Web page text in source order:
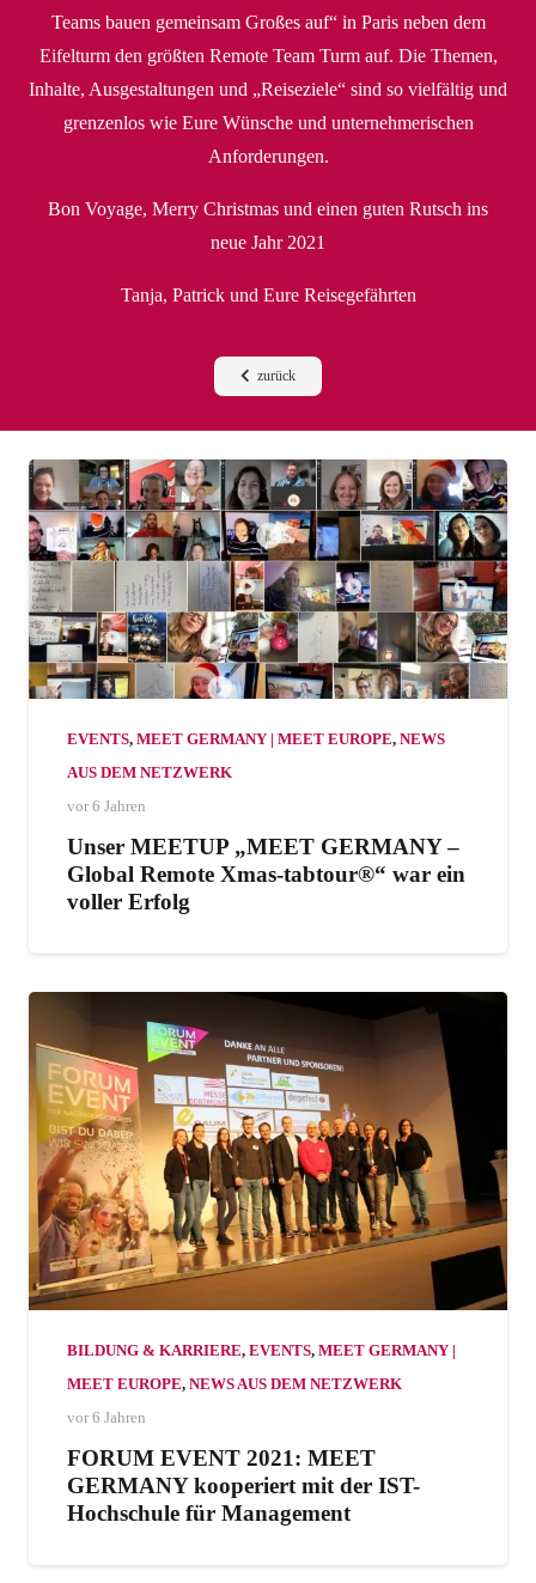
Teams bauen gemeinsam Großes auf“ in Paris neben dem
Eifelturm den größten Remote Team Turm auf. Die Themen,
Inhalte, Ausgestaltungen und „Reiseziele“ sind so vielfältig und
grenzenlos wie Eure Wünsche und unternehmerischen
Anforderungen.
Bon Voyage, Merry Christmas und einen guten Rutsch ins
neue Jahr 2021
Tanja, Patrick und Eure Reisegefährten
zurück
EVENTS, MEET GERMANY | MEET EUROPE, NEWS
AUS DEM NETZWERK
vor 6 Jahren
Unser MEETUP „MEET GERMANY –
Global Remote Xmas-tabtour®“ war ein
voller Erfolg
BILDUNG & KARRIERE, EVENTS, MEET GERMANY |
MEET EUROPE, NEWS AUS DEM NETZWERK
vor 6 Jahren
FORUM EVENT 2021: MEET
GERMANY kooperiert mit der IST-
Hochschule für Management